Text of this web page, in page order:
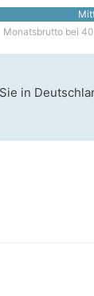
Monatsbrutto bei
in